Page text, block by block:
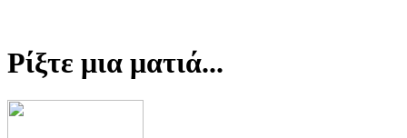
Ρίξτε μια ματιά...